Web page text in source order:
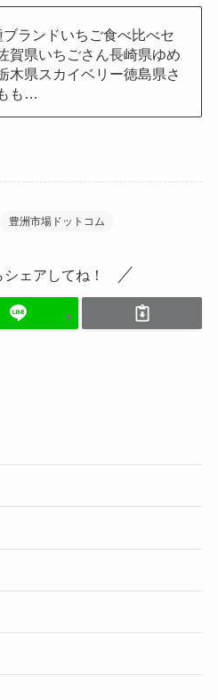
ブランドいちご食べ比べセ
賀県いちごさん長崎県ゆめ
木県スカイベリー徳島県さ
も…
豊洲市場ドットコム
ェアしてね！